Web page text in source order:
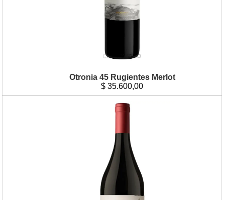
Otronia 45 Rugientes Merlot
$ 35.600,00